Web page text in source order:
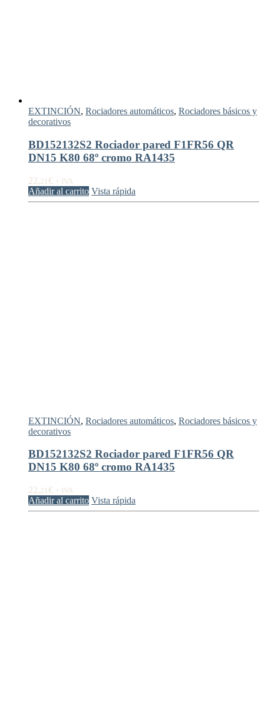
EXTINCIÓN, Rociadores automáticos, Rociadores básicos y
decorativos
BD152132S2 Rociador pared F1FR56 QR
DN15 K80 68º cromo RA1435
22,21 € + IVA
Añadir al carrito Vista rápida
EXTINCIÓN, Rociadores automáticos, Rociadores básicos y
decorativos
BD152132S2 Rociador pared F1FR56 QR
DN15 K80 68º cromo RA1435
22,21 € + IVA
Añadir al carrito Vista rápida